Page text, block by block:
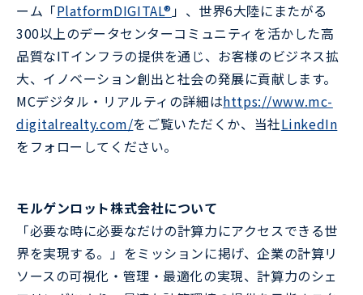
ーム「PlatformDIGITAL®」、世界6大陸にまたがる
300以上のデータセンターコミュニティを活かした高
品質なITインフラの提供を通じ、お客様のビジネス拡
大、イノベーション創出と社会の発展に貢献します。
MCデジタル・リアルティの詳細はhttps://www.mc-
digitalrealty.com/をご覧いただくか、当社LinkedIn
をフォローしてください。
モルゲンロット株式会社について
「必要な時に必要なだけの計算力にアクセスできる世
界を実現する。」をミッションに掲げ、企業の計算リ
ソースの可視化・管理・最適化の実現、計算力のシェ